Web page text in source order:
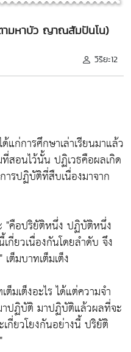
ามหาบัว ญาณสัมปันโน)
วิริยะ12
แก่การศึกษาเล่าเรียนมาแล้ว
อนไว้นั้น ปฏิเวธคือผลเกิด
รปฏิบัติที่สืบเนื่องมาจาก
"คือปริยัติหนึ่ง ปฏิบัติหนึ่ง
กี่ยวเนื่องกันโดยลำดับ จึง
เต็มบาทเต็มเต็ง
มเต็งอะไร ได้แต่ความจำ
ปฏิบัติ มาปฏิบัติแล้วผลที่จะ
กี่ยวโยงกันอย่างนี้ ปริยัติ